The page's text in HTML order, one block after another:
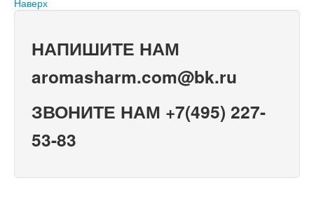
Наверх
НАПИШИТЕ НАМ
aromasharm.com@bk.ru
ЗВОНИТЕ НАМ +7(495) 227-
53-83